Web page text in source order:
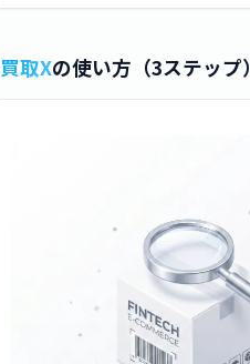
買取Xの使い方（3ステップ）